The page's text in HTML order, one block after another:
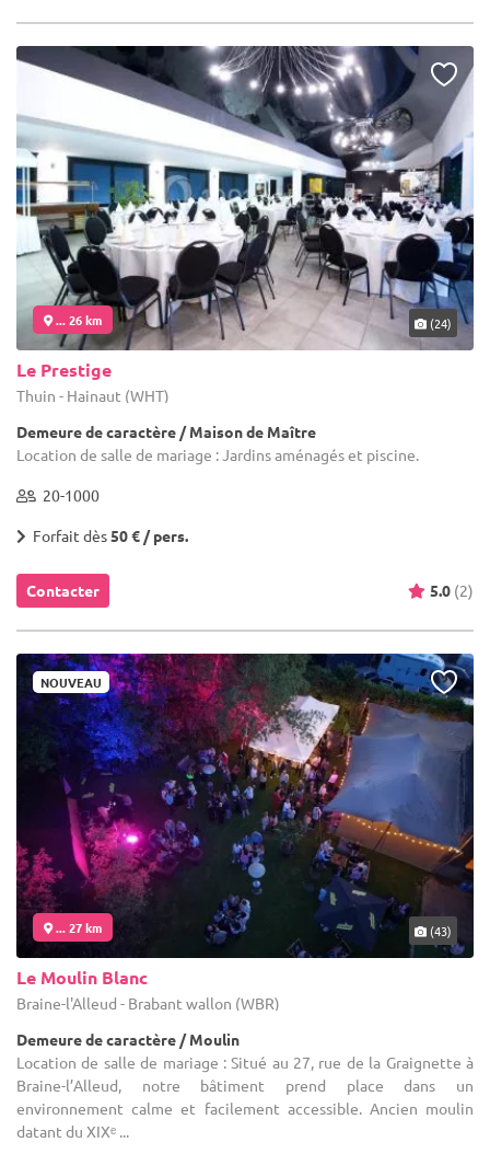
... 26 km (24)
Le Prestige
Thuin - Hainaut (WHT)
Demeure de caractère / Maison de Maître
Location de salle de mariage : Jardins aménagés et piscine.
20-1000
Forfait dès 50 € / pers.
Contacter 5.0 (2)
NOUVEAU
... 27 km (43)
Le Moulin Blanc
Braine-l'Alleud - Brabant wallon (WBR)
Demeure de caractère / Moulin
Location de salle de mariage : Situé au 27, rue de la Graignette à
Braine-l’Alleud, notre bâtiment prend place dans un
environnement calme et facilement accessible. Ancien moulin
datant du XIXᵉ ...